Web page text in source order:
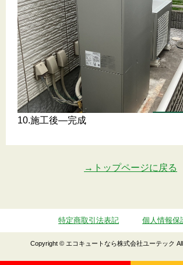
10.施工後―完成
→トップページに戻る
特定商取引法表記 個人情報保
Copyright © エコキュートなら株式会社ユーテック